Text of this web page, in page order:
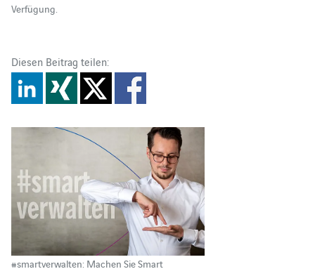
Verfügung.
Diesen Beitrag teilen:
#smartverwalten: Machen Sie Smart